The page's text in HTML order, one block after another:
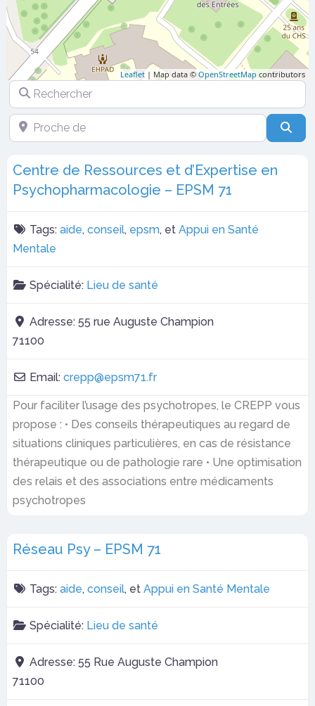
Leaflet | Map data ©OpenStreetMap contributors
Rechercher
Proche de
Centre de Ressources et d’Expertise en
Psychopharmacologie – EPSM 71
Tags: aide, conseil, epsm, et Appui en Santé
Mentale
Spécialité: Lieu de santé
Adresse: 55 rue Auguste Champion
71100
Email: crepp@epsm71.fr
Pour faciliter l’usage des psychotropes, le CREPP vous
propose : • Des conseils thérapeutiques au regard de
situations cliniques particulières, en cas de résistance
thérapeutique ou de pathologie rare • Une optimisation
des relais et des associations entre médicaments
psychotropes
Réseau Psy – EPSM 71
Tags: aide, conseil, et Appui en Santé Mentale
Spécialité: Lieu de santé
Adresse: 55 Rue Auguste Champion
71100